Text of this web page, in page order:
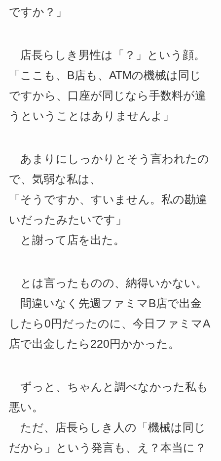
ですか？」
店長らしき男性は「？」という顔。
「ここも、B店も、ATMの機械は同じ
ですから、口座が同じなら手数料が違
うということはありませんよ」
あまりにしっかりとそう言われたの
で、気弱な私は、
「そうですか、すいません。私の勘違
いだったみたいです」
と謝って店を出た。
とは言ったものの、納得いかない。
間違いなく先週ファミマB店で出金
したら0円だったのに、今日ファミマA
店で出金したら220円かかった。
ずっと、ちゃんと調べなかった私も
悪い。
ただ、店長らしき人の「機械は同じ
だから」という発言も、え？本当に？